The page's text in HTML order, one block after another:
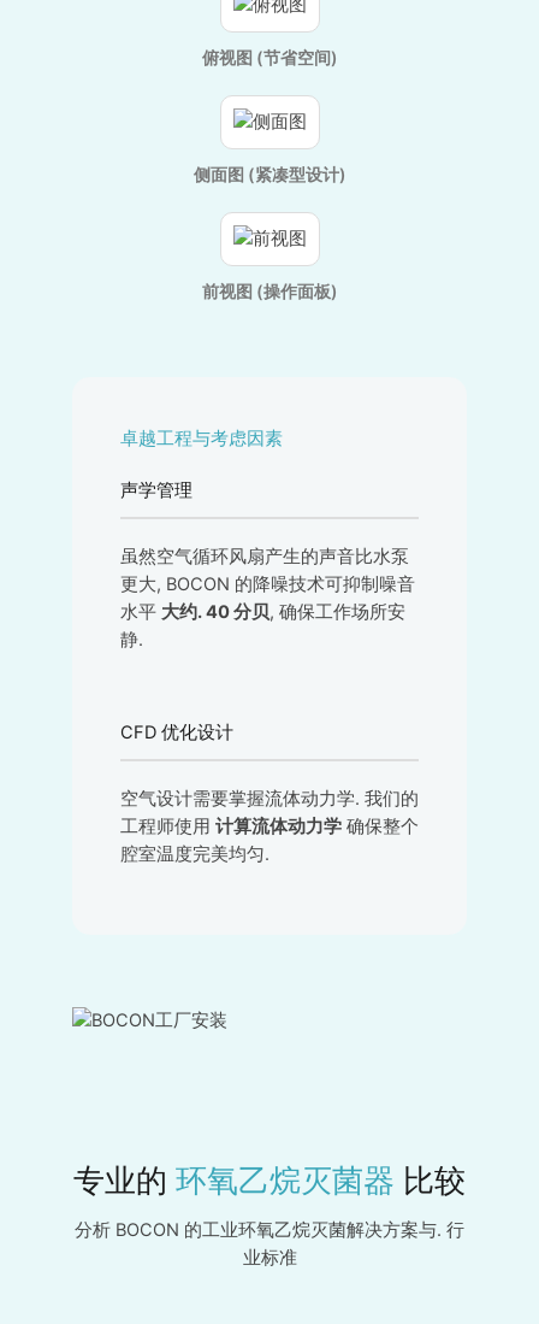
俯视图 (节省空间)
侧面图 (紧凑型设计)
前视图 (操作面板)
卓越工程与考虑因素
声学管理
虽然空气循环风扇产生的声音比水泵
更大, BOCON 的降噪技术可抑制噪音
水平 大约. 40 分贝, 确保工作场所安
静.
CFD 优化设计
空气设计需要掌握流体动力学. 我们的
工程师使用 计算流体动力学 确保整个
腔室温度完美均匀.
专业的 环氧乙烷灭菌器 比较
分析 BOCON 的工业环氧乙烷灭菌解决方案与. 行
业标准